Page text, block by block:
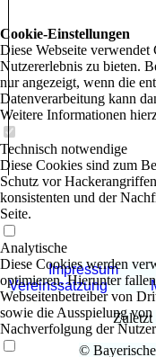
Impressum
Vereinssatzung
Zuletzt
©
Cookie-Einstellungen
Diese Webseite
Nutzererlebnis zu bieten.
nur angezeigt, wenn die
Datenverarbeitung kann
Weitere Informationen
Technisch notwendige
Diese Cookies sind zum
Schutz vor
konsistenten und der
Seite.
Analytische
Diese Cookies werden
optimieren. Hierunter
Webseitenbetreiber von
sowie die Ausspielung
Nachverfolgung der